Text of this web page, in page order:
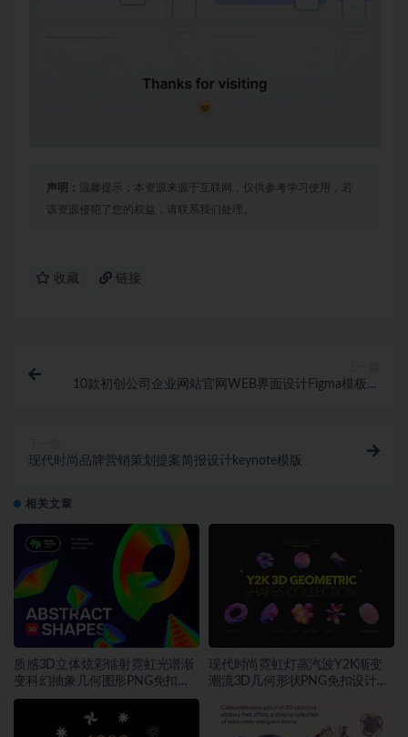
声明： 温馨提示：本资源来源于互联网，仅供参考学习使用，若
该资源侵犯了您的权益，请联系我们处理。
收藏 链接
10款初创公司企业网站官网WEB界面设计Figma模板套
现代时尚品牌营销策划提案简报设计keynote模版
相关文章
质感3D立体炫彩镭射霓虹光谱渐
变科幻抽象几何图形PNG免扣设
计素材
现代时尚霓虹灯蒸汽波Y2K渐变
潮流3D几何形状PNG免扣设计素